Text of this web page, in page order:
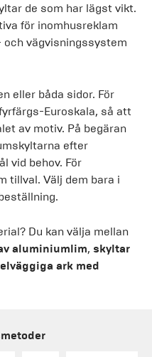
de som har lägst vikt.
för inomhusreklam
vägvisningssystem
eller båda sidor. För
Euroskala, så att
av motiv. På begäran
efter
vid behov. För
tillval. Välj dem bara i
Du kan välja mellan
aluminiumlim, skyltar
ark med